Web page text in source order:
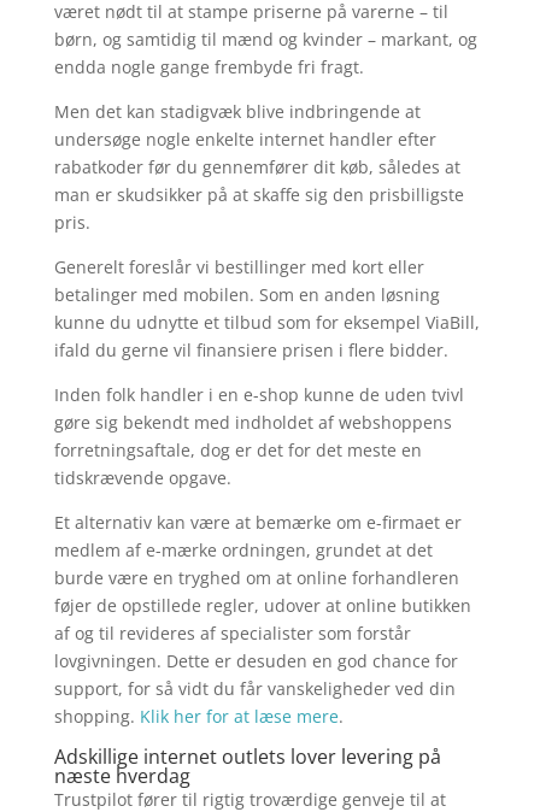
været nødt til at stampe priserne på varerne – til
børn, og samtidig til mænd og kvinder – markant, og
endda nogle gange frembyde fri fragt.
Men det kan stadigvæk blive indbringende at
undersøge nogle enkelte internet handler efter
rabatkoder før du gennemfører dit køb, således at
man er skudsikker på at skaffe sig den prisbilligste
pris.
Generelt foreslår vi bestillinger med kort eller
betalinger med mobilen. Som en anden løsning
kunne du udnytte et tilbud som for eksempel ViaBill,
ifald du gerne vil finansiere prisen i flere bidder.
Inden folk handler i en e-shop kunne de uden tvivl
gøre sig bekendt med indholdet af webshoppens
forretningsaftale, dog er det for det meste en
tidskrævende opgave.
Et alternativ kan være at bemærke om e-firmaet er
medlem af e-mærke ordningen, grundet at det
burde være en tryghed om at online forhandleren
føjer de opstillede regler, udover at online butikken
af og til revideres af specialister som forstår
lovgivningen. Dette er desuden en god chance for
support, for så vidt du får vanskeligheder ved din
shopping. Klik her for at læse mere.
Adskillige internet outlets lover levering på
næste hverdag
Trustpilot fører til rigtig troværdige genveje til at